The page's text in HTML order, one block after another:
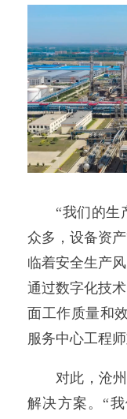
“我们的生
众多，设备资
临着安全生产
通过数字化技
面工作质量和
服务中心工程师
对此，沧
解决方案。“